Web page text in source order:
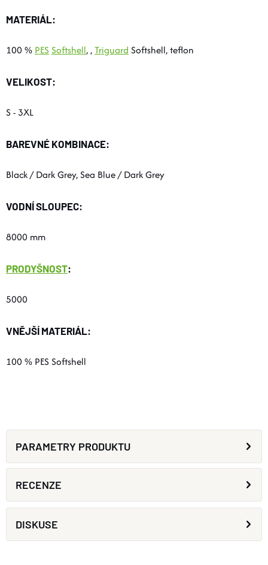
MATERIÁL:
100 % PES Softshell, ,Triguard Softshell, teflon
VELIKOST:
S - 3XL
BAREVNÉ KOMBINACE:
Black / Dark Grey, Sea Blue / Dark Grey
VODNÍ SLOUPEC:
8000 mm
PRODYŠNOST:
5000
VNĚJŠÍ MATERIÁL:
100 % PES Softshell
PARAMETRY PRODUKTU
RECENZE
DISKUSE